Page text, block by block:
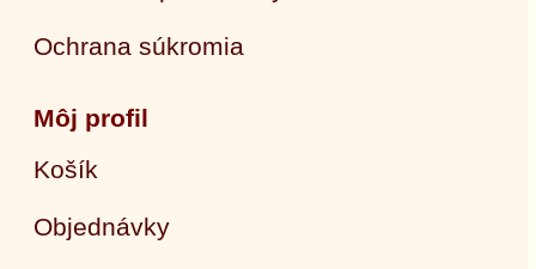
Ochrana súkromia
Môj profil
Košík
Objednávky